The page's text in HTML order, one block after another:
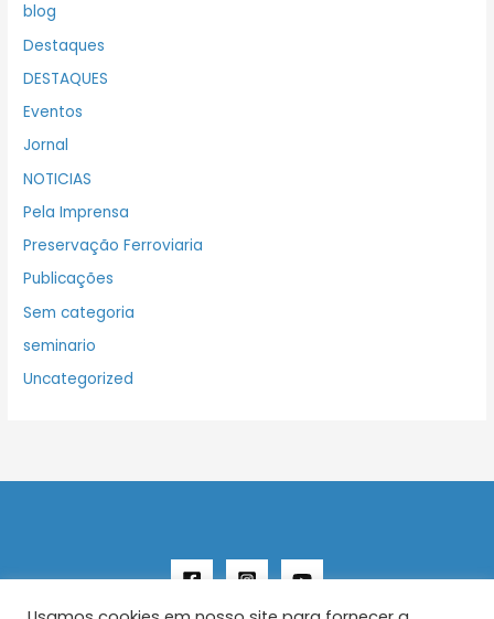
blog
Destaques
DESTAQUES
Eventos
Jornal
NOTICIAS
Pela Imprensa
Preservação Ferroviaria
Publicações
Sem categoria
seminario
Uncategorized